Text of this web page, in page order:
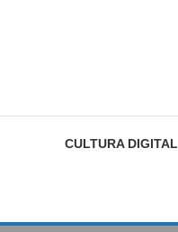
CULTURA DIGITAL